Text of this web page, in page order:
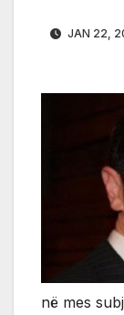
JAN 22,
në mes